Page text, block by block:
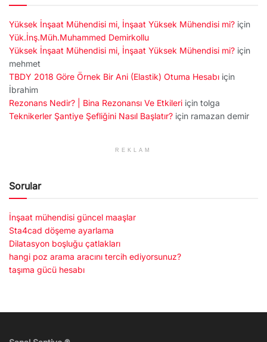
Yüksek İnşaat Mühendisi mi, İnşaat Yüksek Mühendisi mi? için
Yük.İnş.Müh.Muhammed Demirkollu
Yüksek İnşaat Mühendisi mi, İnşaat Yüksek Mühendisi mi? için
mehmet
TBDY 2018 Göre Örnek Bir Ani (Elastik) Otuma Hesabı için
İbrahim
Rezonans Nedir? | Bina Rezonansı Ve Etkileri için tolga
Teknikerler Şantiye Şefliğini Nasıl Başlatır? için ramazan demir
REKLAM
Sorular
İnşaat mühendisi güncel maaşlar
Sta4cad döşeme ayarlama
Dilatasyon boşluğu çatlakları
hangi poz arama aracını tercih ediyorsunuz?
taşıma gücü hesabı